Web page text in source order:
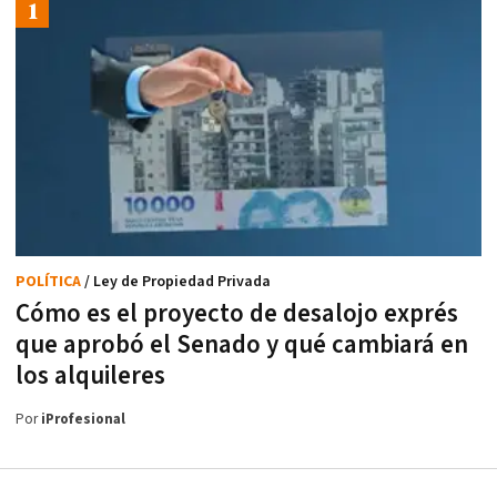
Cómo es el proyecto de desalojo exprés
que aprobó el Senado y qué cambiará en
los alquileres
POLÍTICA/ Ley de Propiedad Privada
PoriProfesional